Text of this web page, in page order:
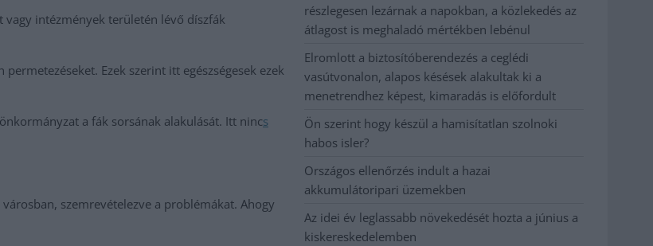
intézmények területén lévő díszfák
Ezek szerint itt egészségesek ezek
a fák sorsának alakulását. Itt nincs
szemrevételezve a problémákat. Ahogy
részlegesen lezárnak a napokban, a közlekedés az
átlagost is meghaladó mértékben lebénul
Elromlott a biztosítóberendezés a ceglédi
vasútvonalon, alapos késések alakultak ki a
menetrendhez képest, kimaradás is előfordult
Ön szerint hogy készül a hamisítatlan szolnoki
habos isler?
Országos ellenőrzés indult a hazai
akkumulátoripari üzemekben
Az idei év leglassabb növekedését hozta a június a
kiskereskedelemben